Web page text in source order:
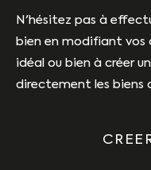
N'hésitez pas à
bien en modifiant vos
idéal ou bien à créer
directement les biens